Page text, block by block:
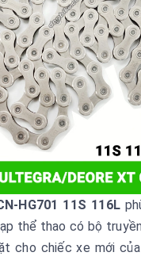
HG701 11S 116L
thể thao có bộ
cho chiếc xe mới